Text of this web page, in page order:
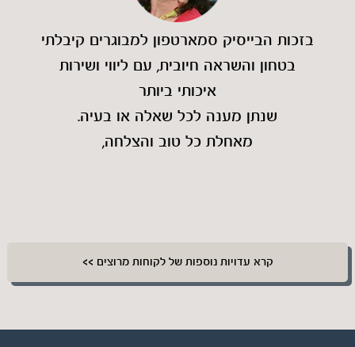
בזכות הבייסיק סמארטפון למבוגרים קיבלתי
בטחון והשראה חיובית, עם ליווי ושירות
איכותי ביותר
שנתן מענה לכל שאלה או בעיה.
מאחלת כל טוב והצלחה,
קרא עדויות נוספות של לקוחות מרוצים >>